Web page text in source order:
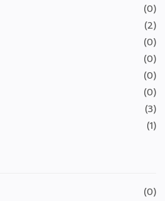
(0)
(2)
(0)
(0)
(0)
(0)
(3)
(1)
(0)